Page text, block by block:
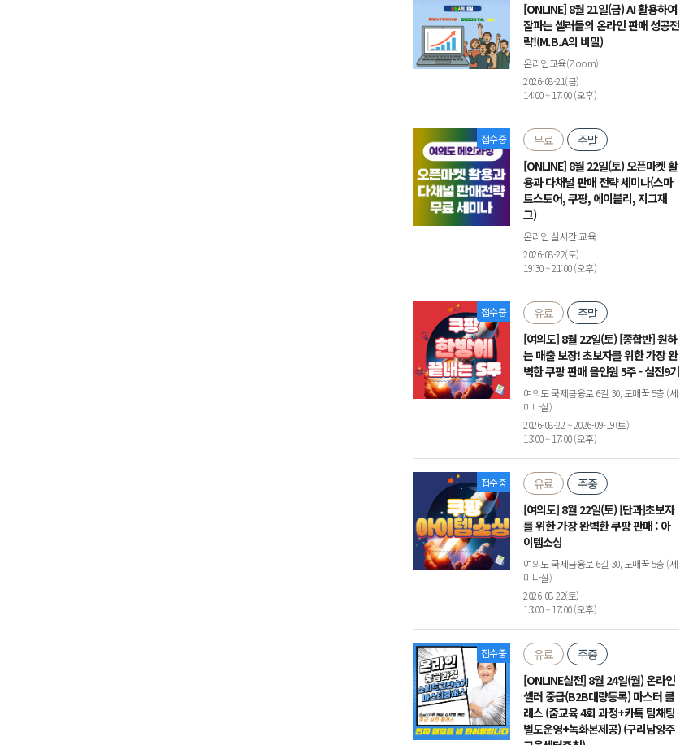
[ONLINE] 8월 21일(금) AI 활용하여
잘파는 셀러들의 온라인 판매 성공전
략!(M.B.A의 비밀)
온라인교육(Zoom)
2026-08-21(금)
14:00 ~ 17:00 (오후)
접수중 무료
주말
[ONLINE] 8월 22일(토) 오픈마켓 활
용과 다채널 판매 전략 세미나(스마
트스토어, 쿠팡, 에이블리, 지그재
그)
온라인 실시간 교육
2026-08-22(토)
19:30 ~ 21:00 (오후)
접수중 유료
주말
[여의도] 8월 22일(토) [종합반] 원하
는 매출 보장! 초보자를 위한 가장 완
벽한 쿠팡 판매 올인원 5주 - 실전9기
여의도 국제금융로 6길 30, 도매꾹 5층 (세
미나실)
2026-08-22 ~ 2026-09-19(토)
13:00 ~ 17:00 (오후)
접수중 유료
주중
[여의도] 8월 22일(토) [단과]초보자
를 위한 가장 완벽한 쿠팡 판매 : 아
이템소싱
여의도 국제금융로 6길 30, 도매꾹 5층 (세
미나실)
2026-08-22(토)
13:00 ~ 17:00 (오후)
접수중 유료
주중
[ONLINE실전] 8월 24일(월) 온라인
셀러 중급(B2B대량등록) 마스터 클
래스 (줌교육 4회 과정+카톡 팀채팅
별도운영+녹화본제공) (구리남양주